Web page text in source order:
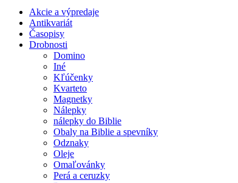
Akcie a výpredaje
Antikvariát
Časopisy
Drobnosti
Domino
Iné
Kľúčenky
Kvarteto
Magnetky
Nálepky
nálepky do Biblie
Obaly na Biblie a spevníky
Odznaky
Oleje
Omaľovánky
Perá a ceruzky